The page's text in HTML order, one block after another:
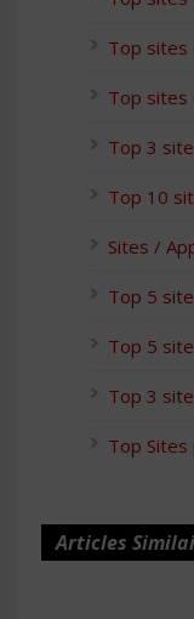
Top sites
Top sites
Top 3
Top 10
Sites /
Top 5
Top 5
Top 3
Top Sites
Articles